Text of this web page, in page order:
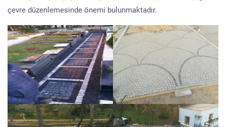
çevre düzenlemesinde önemi bulunmaktadır.